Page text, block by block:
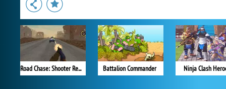
Road Chase: Shooter Realistic Guns Battalion Commander Ninja Clash